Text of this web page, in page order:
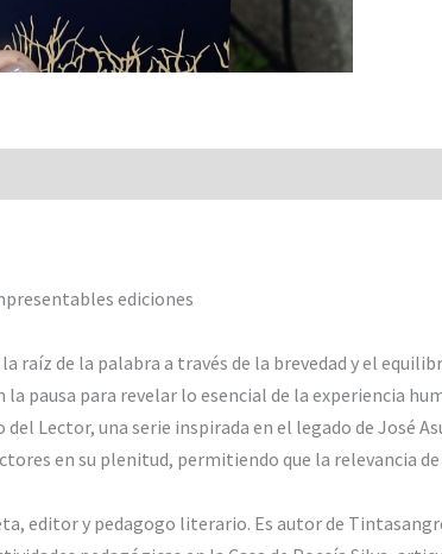
ediciones
raíz de la palabra a través de la brevedad y el
pausa para revelar lo esencial de la experiencia
Lector, una serie inspirada en el legado de José
en su plenitud, permitiendo que la relevancia
editor y pedagogo literario. Es autor de